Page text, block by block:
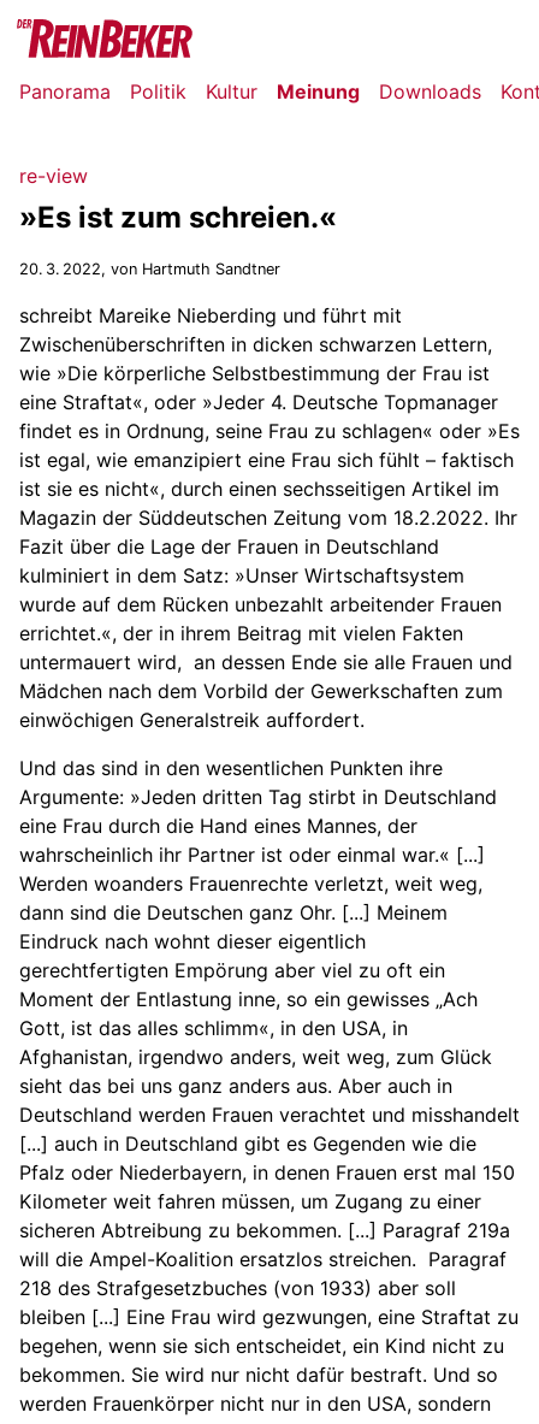
Panorama Politik Kultur Meinung Downloads
re-view
»Es ist zum schreien.«
20. 3. 2022, von Hartmuth Sandtner
schreibt Mareike Nieberding und führt mit
Zwischenüberschriften in dicken schwarzen Lettern,
wie »Die körperliche Selbstbestimmung der Frau ist
eine Straftat«, oder »Jeder 4. Deutsche Topmanager
findet es in Ordnung, seine Frau zu schlagen« oder »Es
ist egal, wie emanzipiert eine Frau sich fühlt – faktisch
ist sie es nicht«, durch einen sechsseitigen Artikel im
Magazin der Süddeutschen Zeitung vom 18.2.2022. Ihr
Fazit über die Lage der Frauen in Deutschland
kulminiert in dem Satz: »Unser Wirtschaftsystem
wurde auf dem Rücken unbezahlt arbeitender Frauen
errichtet.«, der in ihrem Beitrag mit vielen Fakten
untermauert wird, an dessen Ende sie alle Frauen und
Mädchen nach dem Vorbild der Gewerkschaften zum
einwöchigen Generalstreik auffordert.
Und das sind in den wesentlichen Punkten ihre
Argumente: »Jeden dritten Tag stirbt in Deutschland
eine Frau durch die Hand eines Mannes, der
wahrscheinlich ihr Partner ist oder einmal war.« [...]
Werden woanders Frauenrechte verletzt, weit weg,
dann sind die Deutschen ganz Ohr. [...] Meinem
Eindruck nach wohnt dieser eigentlich
gerechtfertigten Empörung aber viel zu oft ein
Moment der Entlastung inne, so ein gewisses „Ach
Gott, ist das alles schlimm«, in den USA, in
Afghanistan, irgendwo anders, weit weg, zum Glück
sieht das bei uns ganz anders aus. Aber auch in
Deutschland werden Frauen verachtet und misshandelt
[...] auch in Deutschland gibt es Gegenden wie die
Pfalz oder Niederbayern, in denen Frauen erst mal 150
Kilometer weit fahren müssen, um Zugang zu einer
sicheren Abtreibung zu bekommen. [...] Paragraf 219a
will die Ampel-Koalition ersatzlos streichen. Paragraf
218 des Strafgesetzbuches (von 1933) aber soll
bleiben [...] Eine Frau wird gezwungen, eine Straftat zu
begehen, wenn sie sich entscheidet, ein Kind nicht zu
bekommen. Sie wird nur nicht dafür bestraft. Und so
werden Frauenkörper nicht nur in den USA, sondern